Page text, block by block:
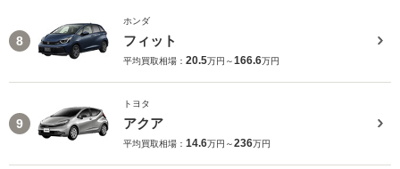
8
ホンダ
フィット
平均買取相場： 20.5万円～166.6万円
9
トヨタ
アクア
平均買取相場： 14.6万円～236万円